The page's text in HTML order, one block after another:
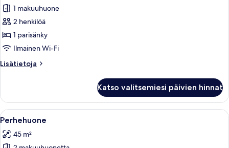
Kahden
hengen
premium-
huone
1 makuuhuone
2 henkilöä
1 parisänky
Ilmainen Wi-Fi
Lisätietoja
Lisätietoja
premium-
huone
Katso valitsemiesi päivien hinnat
Avaa
kaikki
huonetyypin
Moderni makuuhuone, jossa on
11
Perhehuone
45 m²